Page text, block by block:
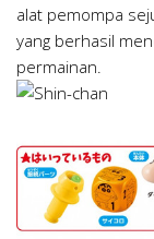
alat pemompa
yang berhasil
permainan.